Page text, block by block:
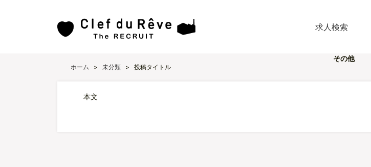
求人検索
その他
ホーム > 未分類 > 投稿タイトル
本文